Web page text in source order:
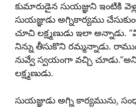
కుమారుడైన సుయజ్ఞుని ఇంటికి
సుయజ్ఞుడు అగ్నికార్యము
చూచి లక్ష్మణుడు ఇలా అన్నాడు.
నిన్ను తీసుకొని రమ్మన్నాడు.
నువ్వే స్వయంగా వచ్చి
లక్ష్మణుడు.
సుయజ్ఞుడు అగ్ని కార్యమును,